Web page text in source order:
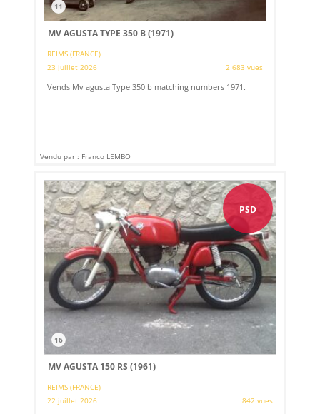
11
MV AGUSTA TYPE 350 B (1971)
REIMS (FRANCE)
23 juillet 2026
2 683 vues
Vends Mv agusta Type 350 b matching numbers 1971.
Vendu par : Franco LEMBO
PSD
16
MV AGUSTA 150 RS (1961)
REIMS (FRANCE)
22 juillet 2026
842 vues